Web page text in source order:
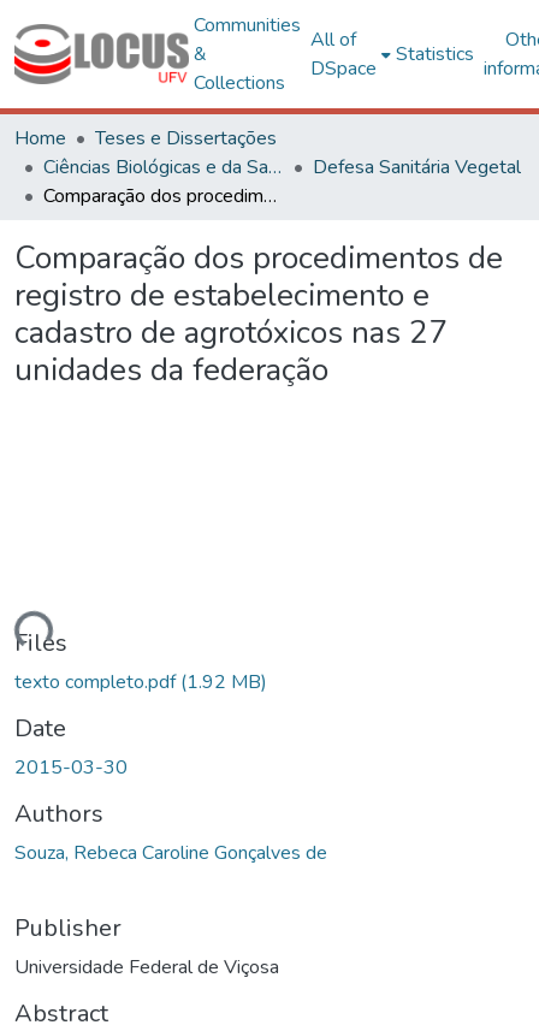
Communities
&
Collections
All of
DSpace
Statistics
Home
Teses e Dissertações
Ciências Biológicas e da Saúde
Defesa Sanitária Vegetal
Comparação dos procedimentos de registro de estabelecimento e cadastro de agrotóxicos nas 27 unidades da federação
Comparação dos procedimentos de
registro de estabelecimento e
cadastro de agrotóxicos nas 27
unidades da federação
Files
texto completo.pdf(1.92 MB)
Date
2015-03-30
Authors
Souza, Rebeca Caroline Gonçalves de
Publisher
Universidade Federal de Viçosa
Abstract